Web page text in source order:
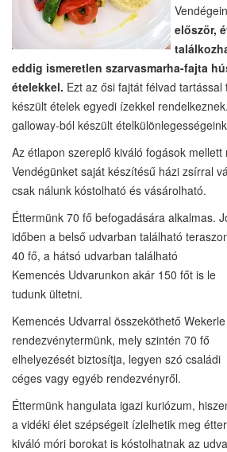
először,
eddig ismeretlen szarvasmarha-fajta
ételekkel. Ezt az ősi fajtát félvad
készült ételek egyedi ízekkel
galloway-ból készült
Az étlapon szereplő kiváló fogások mellett
Vendégünket saját készítésű házi zsírral
csak nálunk kóstolható és vásárolható.
Éttermünk 70 fő befogadására alkalmas.
időben a belső udvarban található
40 fő, a hátsó udvarban található
Kemencés Udvarunkon akár 150 főt is le
tudunk ültetni.
Kemencés Udvarral összeköthető Wekerle
rendezvénytermünk, mely szintén 70 fő
elhelyezését biztosítja, legyen szó családi
céges vagy egyéb rendezvényről.
Éttermünk hangulata igazi kuriózum,
a vidéki élet szépségeit ízlelhetik meg
kiváló móri borokat is kóstolhatnak az